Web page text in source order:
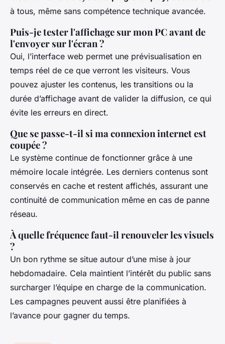
à tous, même sans compétence technique avancée.
Puis-je tester l'affichage sur mon PC avant de
l'envoyer sur l'écran ?
Oui, l’interface web permet une prévisualisation en
temps réel de ce que verront les visiteurs. Vous
pouvez ajuster les contenus, les transitions ou la
durée d’affichage avant de valider la diffusion, ce qui
évite les erreurs en direct.
Que se passe-t-il si ma connexion internet est
coupée ?
Le système continue de fonctionner grâce à une
mémoire locale intégrée. Les derniers contenus sont
conservés en cache et restent affichés, assurant une
continuité de communication même en cas de panne
réseau.
À quelle fréquence faut-il renouveler les visuels
?
Un bon rythme se situe autour d’une mise à jour
hebdomadaire. Cela maintient l’intérêt du public sans
surcharger l’équipe en charge de la communication.
Les campagnes peuvent aussi être planifiées à
l’avance pour gagner du temps.